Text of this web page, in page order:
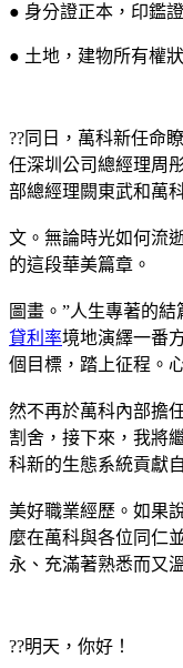
● 身分證正本，印鑑
● 土地，建物所有權
??同日，萬科新任命
任深圳公司總經理周
部總經理闕東武和萬
文。無論時光如何流
的這段華美篇章。
圖畫。”人生專著的
貸利率境地演繹一番
個目標，踏上征程。
然不再於萬科內部擔
割舍，接下來，我將
科新的生態系統貢獻
美好職業經歷。如果
麼在萬科與各位同仁
永、充滿著熟悉而又
??明天，你好！